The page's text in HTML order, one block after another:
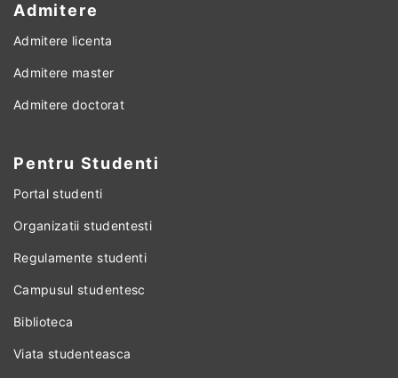
Admitere
Admitere licenta
Admitere master
Admitere doctorat
Pentru Studenti
Portal studenti
Organizatii studentesti
Regulamente studenti
Campusul studentesc
Biblioteca
Viata studenteasca